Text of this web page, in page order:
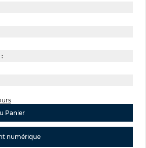
Panier
numérique